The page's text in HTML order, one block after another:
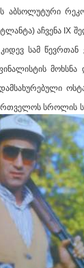
აჩვენა IX
კიდევ სამ
მოხსნა
სროლის